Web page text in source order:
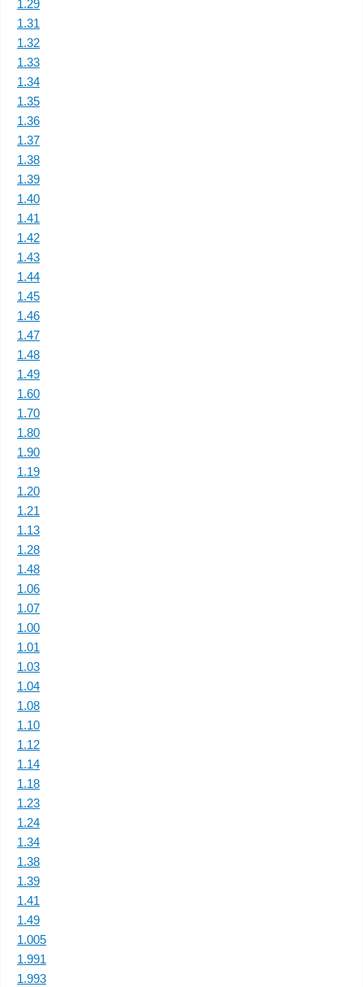
1.29
1.31
1.32
1.33
1.34
1.35
1.36
1.37
1.38
1.39
1.40
1.41
1.42
1.43
1.44
1.45
1.46
1.47
1.48
1.49
1.60
1.70
1.80
1.90
1.19
1.20
1.21
1.13
1.28
1.48
1.06
1.07
1.00
1.01
1.03
1.04
1.08
1.10
1.12
1.14
1.18
1.23
1.24
1.34
1.38
1.39
1.41
1.49
1.005
1.991
1.993